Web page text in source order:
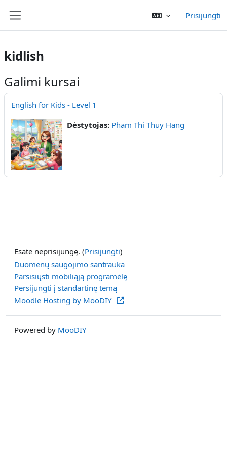
Prisijungti
kidlish
Galimi kursai
English for Kids - Level 1
Dėstytojas: Pham Thi Thuy Hang
Esate neprisijungę. (Prisijungti)
Duomenų saugojimo santrauka
Parsisiųsti mobiliąją programėlę
Persijungti į standartinę temą
Moodle Hosting by MooDIY
Powered by MooDIY